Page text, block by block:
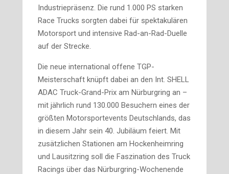
Industriepräsenz. Die rund 1.000 PS starken
Race Trucks sorgten dabei für spektakulären
Motorsport und intensive Rad-an-Rad-Duelle
auf der Strecke.
Die neue international offene TGP-
Meisterschaft knüpft dabei an den Int. SHELL
ADAC Truck-Grand-Prix am Nürburgring an –
mit jährlich rund 130.000 Besuchern eines der
größten Motorsportevents Deutschlands, das
in diesem Jahr sein 40. Jubiläum feiert. Mit
zusätzlichen Stationen am Hockenheimring
und Lausitzring soll die Faszination des Truck
Racings über das Nürburgring-Wochenende